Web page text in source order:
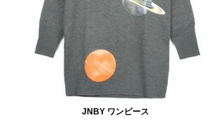
JNBY ワンピース